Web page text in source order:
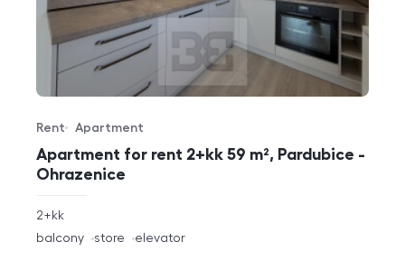
Apartment for rent 2+kk 59 m², Pardubice -
Ohrazenice
Offer type
Rent
Property type
Apartment
rozměry
disposition
2+kk
funkce
balcony store elevator